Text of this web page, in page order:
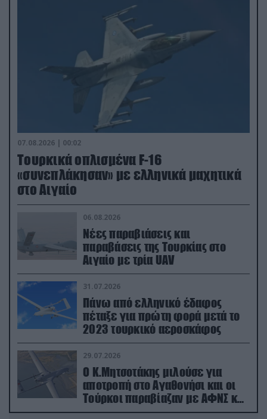
07.08.2026 | 00:02
Τουρκικά οπλισμένα F-16
«συνεπλάκησαν» με ελληνικά μαχητικά
στο Αιγαίο
06.08.2026
Νέες παραβιάσεις και
παραβάσεις της Τουρκίας στο
Αιγαίο με τρία UAV
31.07.2026
Πάνω από ελληνικό έδαφος
πέταξε για πρώτη φορά μετά το
2023 τουρκικό αεροσκάφος
29.07.2026
Ο Κ.Μητσοτάκης μιλούσε για
αποτροπή στο Αγαθονήσι και οι
Τούρκοι παραβίαζαν με ΑΦΝΣ και
drone